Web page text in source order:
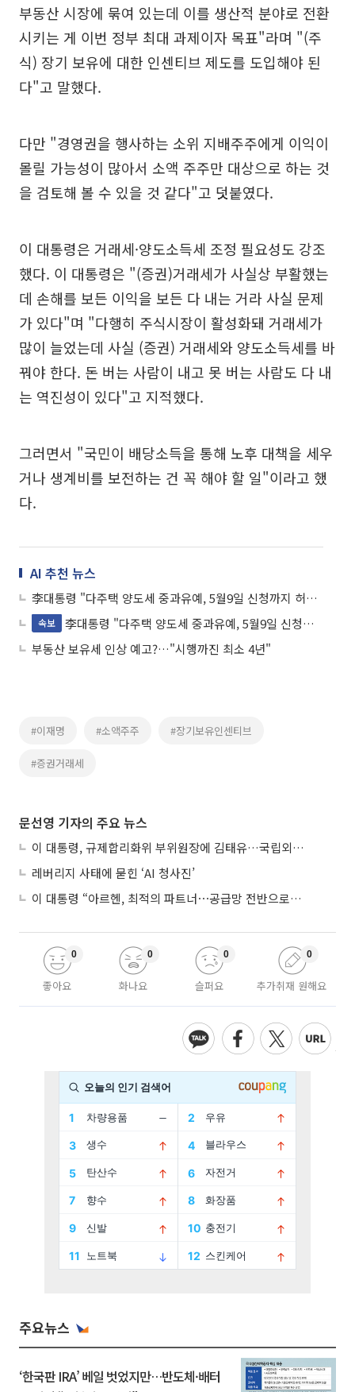
부동산 시장에 묶여 있는데 이를 생산적 분야로 전환
시키는 게 이번 정부 최대 과제이자 목표"라며 "(주
식) 장기 보유에 대한 인센티브 제도를 도입해야 된
다"고 말했다.
다만 "경영권을 행사하는 소위 지배주주에게 이익이
몰릴 가능성이 많아서 소액 주주만 대상으로 하는 것
을 검토해 볼 수 있을 것 같다"고 덧붙였다.
이 대통령은 거래세·양도소득세 조정 필요성도 강조
했다. 이 대통령은 "(증권)거래세가 사실상 부활했는
데 손해를 보든 이익을 보든 다 내는 거라 사실 문제
가 있다"며 "다행히 주식시장이 활성화돼 거래세가
많이 늘었는데 사실 (증권) 거래세와 양도소득세를 바
꿔야 한다. 돈 버는 사람이 내고 못 버는 사람도 다 내
는 역진성이 있다"고 지적했다.
그러면서 "국민이 배당소득을 통해 노후 대책을 세우
거나 생계비를 보전하는 건 꼭 해야 할 일"이라고 했
다.
AI 추천 뉴스
李대통령 "다주택 양도세 중과유예, 5월9일 신청까지 허용 검토"
속보
李대통령 "다주택 양도세 중과유예, 5월9일 신청까지 허용 검토"
부동산 보유세 인상 예고?…"시행까진 최소 4년"
#이재명 #소액주주 #장기보유인센티브
#증권거래세
문선영 기자의 주요 뉴스
이 대통령, 규제합리화위 부위원장에 김태유…국립외교원장 김흥규
레버리지 사태에 묻힌 ‘AI 청사진’
이 대통령 “아르헨, 최적의 파트너⋯공급망 전반으로 확대”
좋아요
0
화나요
0
슬퍼요
0
추가취재 원해요
0
주요뉴스
‘한국판 IRA’ 베일 벗었지만…반도체·배터